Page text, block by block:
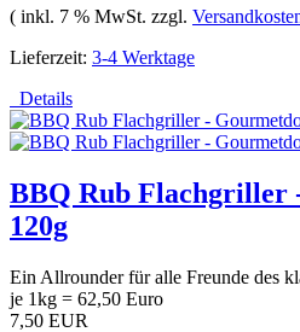
( inkl. 7 % MwSt. zzgl.
Lieferzeit: 3-4 Werktage
Details
BBQ Rub Flachgriller
120g
Ein Allrounder für alle Freunde des
je 1kg = 62,50 Euro
7,50 EUR